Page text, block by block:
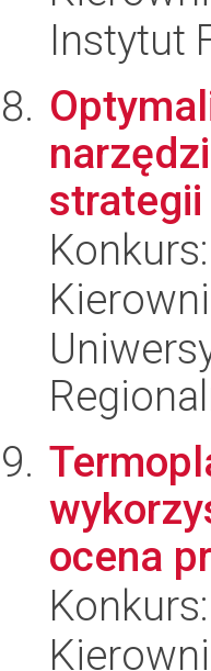
Instytut
Konkurs:
ocena
Konkurs: